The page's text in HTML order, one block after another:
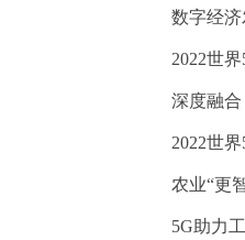
数字经
2022世
深度融合
2022世
农业“更
5G助力